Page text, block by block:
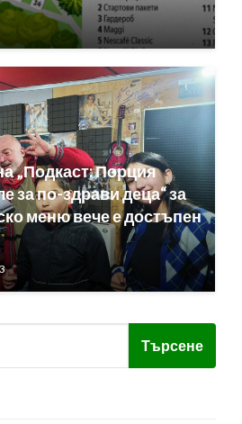
„Подкаст: Порция
за по-здрави деца“ за
меню вече е достъпен